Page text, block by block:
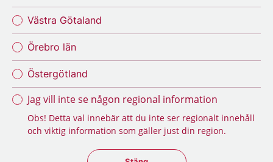
Västra Götaland
Örebro län
Östergötland
Jag vill inte se någon regional information
Obs! Detta val innebär att du inte ser regionalt innehåll
och viktig information som gäller just din region.